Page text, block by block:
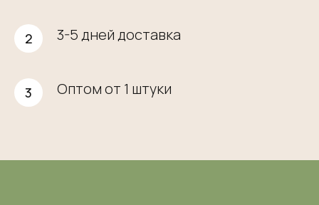
3-5 дней доставка
Оптом от 1 штуки